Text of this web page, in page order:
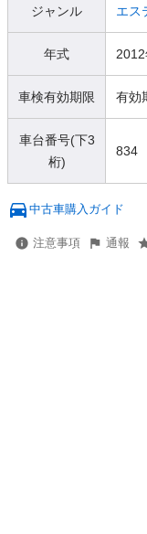
ジャンル エス
年式
車検有効期限 有効
車台番号(下3
桁)
834
中古車購入ガイド
注意事項 通報